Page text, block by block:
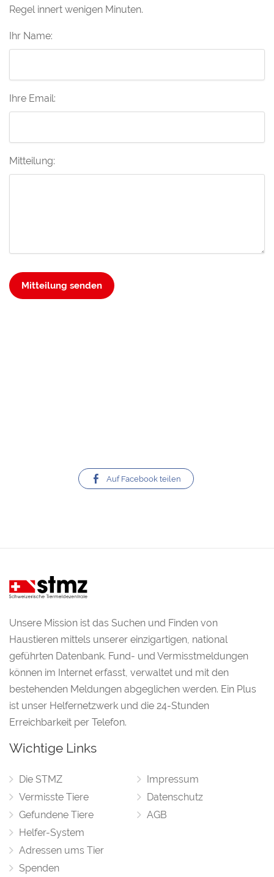
Regel innert wenigen Minuten.
Ihr Name:
Ihre Email:
Mitteilung:
Mitteilung senden
Auf Facebook teilen
Unsere Mission ist das Suchen und Finden von
Haustieren mittels unserer einzigartigen, national
geführten Datenbank. Fund- und Vermisstmeldungen
können im Internet erfasst, verwaltet und mit den
bestehenden Meldungen abgeglichen werden. Ein Plus
ist unser Helfernetzwerk und die 24-Stunden
Erreichbarkeit per Telefon.
Wichtige Links
Die STMZ
Vermisste Tiere
Gefundene Tiere
Helfer-System
Adressen ums Tier
Spenden
Impressum
Datenschutz
AGB